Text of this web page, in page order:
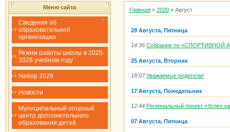
Меню сайта
Сведения об
образовательной
организации
Режим работы школы в 2025-
2026 учебном году
Набор 2026
Новости
Муниципальный опорный
центр дополнительного
образования детей
Главная » 2020 » Август
28 Августа, Пятница
14:36 Собрание по «СПОРТИВНОЙ
25 Августа, Вторник
18:07 Уважаемые родители!
17 Августа, Понедельник
12:44 Региональный проект «Успех
07 Августа, Пятница